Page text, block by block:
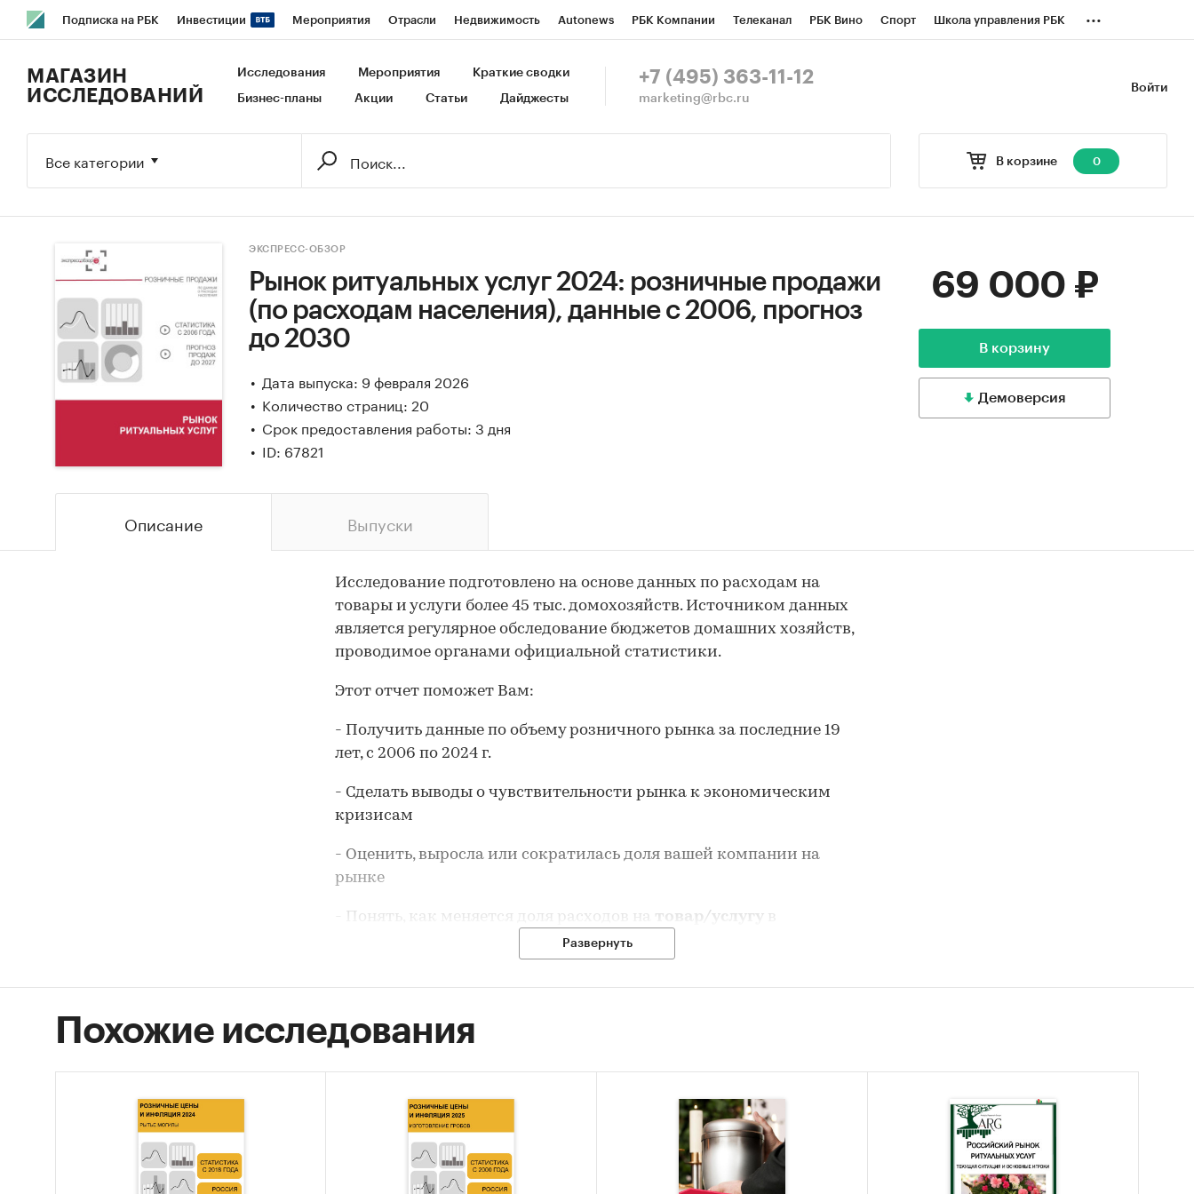
Подписка на РБК Инвестиции Мероприятия Отрасли Недвижимость Autonews РБК Компании Телеканал РБК Вино Спорт Школа управления РБК
Исследования Кредитные рейтинги Франшизы Газета Спецпроекты СПб Конференции СПб Спецпроекты
...
Войти
МАГАЗИН
ИССЛЕДОВАНИЙ
Исследования Мероприятия Краткие сводки
Бизнес-планы Акции Статьи Дайджесты
+7 (495) 363-11-12
marketing@rbc.ru
В корзине 0
Все категории
ЭКСПРЕСС-ОБЗОР
Рынок ритуальных услуг 2024: розничные продажи
(по расходам населения), данные с 2006, прогноз
до 2030
Дата выпуска: 9 февраля 2026
Количество страниц: 20
Срок предоставления работы: 3 дня
ID: 67821
69 000 ₽
В корзину
Демоверсия
Описание Выпуски
Исследование подготовлено на основе данных по расходам на
товары и услуги более 45 тыс. домохозяйств. Источником данных
является регулярное обследование бюджетов домашних хозяйств,
проводимое органами официальной статистики.
Этот отчет поможет Вам:
- Получить данные по объему розничного рынка за последние 19
лет, с 2006 по 2024 г.
- Сделать выводы о чувствительности рынка к экономическим
кризисам
- Оценить, выросла или сократилась доля вашей компании на
рынке
- Понять, как меняется доля расходов на товар/услугу в
1. Оценка динамики розничного рынка за 2006 – 2024 не только в
фактических, но и в ценах, очищенных от инфляции. Данные по
объему розничного рынка оценены на основе среднедушевых
расходов населения.
Развернуть
Похожие исследования